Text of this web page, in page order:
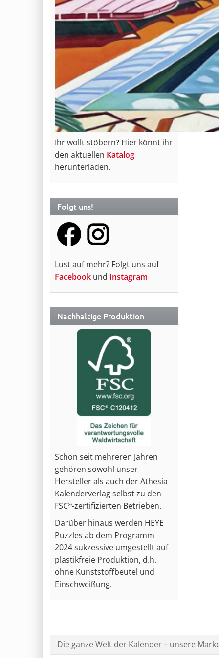
Ihr wollt stöbern? Hier könnt ihr
den aktuellen Katalog
herunterladen.
Folgt uns!
Lust auf mehr? Folgt uns auf
Facebook und Instagram
Nachhaltige Produktion
Schon seit mehreren Jahren
gehören sowohl unser
Hersteller als auch der Athesia
Kalenderverlag selbst zu den
FSC®-zertifizierten Betrieben.
Darüber hinaus werden HEYE
Puzzles ab dem Programm
2024 sukzessive umgestellt auf
plastikfreie Produktion, d.h.
ohne Kunststoffbeutel und
Einschweißung.
Die ganze Welt der Kalender – unsere